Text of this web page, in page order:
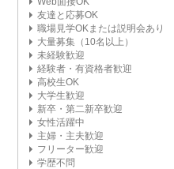
友達と応募OK
職場見学OKまたは説明会あり
大量募集（10名以上）
未経験歓迎
経験者・有資格者歓迎
高校生OK
大学生歓迎
新卒・第二新卒歓迎
女性活躍中
主婦・主夫歓迎
フリーター歓迎
学歴不問